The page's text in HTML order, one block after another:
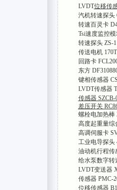
LVDT位移传
汽机转速探头
转速百灵卡
Tsi速度监控模
转速探头 ZS-1
传送电机
回路卡
东方
键相传感器
LVDT传感器
传感器 SZCB-
差压开关
螺栓电加热棒
高度起重量综
高调伺服卡
工业电导探头
油动机行程传
给水泵数字转
LVDT变送器
传感器 PMC-
位移传感器